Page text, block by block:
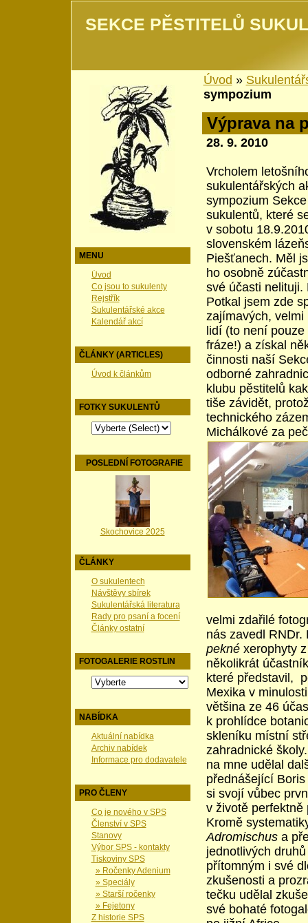
SEKCE PĚSTITELŮ
MENU
Úvod
Co jsou to sukulenty
Rejstřík
Sukulentářské akce
Kalendář akcí
ČLÁNKY (ARTICLES)
Úvod k článkům
FOTKY SUKULENTŮ
POSLEDNÍ FOTOGRAFIE
Skochovice 2025
ČLÁNKY
O sukulentech
Návštěvy sbírek
Sukulentářská literatura
Rady pro psaní a focení
Články ostatní
FOTOGALERIE ROSTLIN
NABÍDKA
Aktuální nabídka
Archiv nabídek
Informace pro dodavatele
PRO ČLENY
Co je nového v SPS
Členství v SPS
Stanovy
Výbor SPS - kontakty
Tiskoviny SPS
» Ročenky Adenium
» Speciály
» Starší ročenky
» Fejetony
Z historie SPS
Úvod »
sympozium
Výprava na
28. 9. 2010
Vrcholem
sukulentářských
sympozium
sukulentů, které
v sobotu
slovenském
Piešťanech. Měl
ho osobně
své účasti nelituji.
Potkal jsem zde
zajímavých, velmi
lidí (to není
fráze!) a získal
činnosti naší
odborné
klubu pěstitelů
tiše závidět,
technického
Michálkové za
velmi zdařilé
nás zavedl
peknéxerophyty z
několikrát
které představil,
Mexika v
většina ze 46
k prohlídce
skleníku místní
zahradnické
na mne udělal
přednášející
si svojí vůbec
v životě perfektně
Kromě
Adromischusa
jednotlivých
přítomným i své
zkušenosti a
tečku udělal
své bohaté